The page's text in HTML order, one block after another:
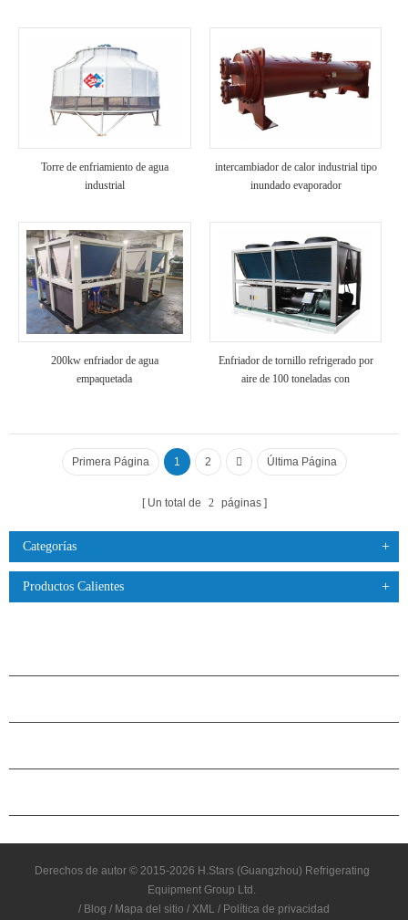
Torre de enfriamiento de agua
industrial
intercambiador de calor industrial tipo
inundado evaporador
200kw enfriador de agua
empaquetada
Enfriador de tornillo refrigerado por
aire de 100 toneladas con
Primera Página 1 2 Última Página
Un total de 2 páginas
Categorías
Productos Calientes
Derechos de autor © 2015-2026 H.Stars (Guangzhou) Refrigerating
Equipment Group Ltd.
/ Blog / Mapa del sitio / XML / Política de privacidad